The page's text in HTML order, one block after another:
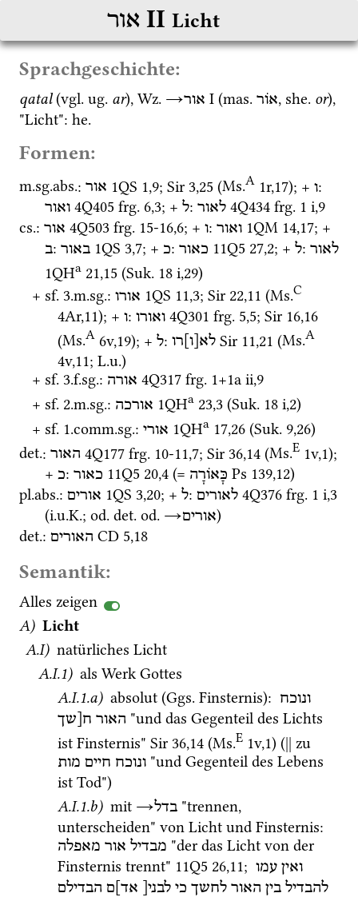
אור ‎ II Licht
Sprachgeschichte:
qatal (vgl. ug. ar), Wz. →אור ‎ I (mas. אֹור, she. or),
"Licht": he.
Formen:
m.sg.abs.: אור 1QS 1,9; Sir 3,25 (Ms.A 1r,17); + ו
ואור 4Q405 frg. 6,3; + ל: לאור 4Q434 frg. 1 i,9
cs.: אור 4Q503 frg. 15-16,6; + ו: ואור 1QM 14,17
ב: באור 1QS 3,7; + כ: כאור 11Q5 27,2; + ל: לאור
1QHa 21,15 (Suk. 18 i,29)
+ sf. 3.m.sg.: אורו 1QS 11,3; Sir 22,11 (Ms.C
4Ar,11); + ו: ואורו 4Q301 frg. 5,5; Sir 16,16
(Ms.A 6v,19); + ל: לא[ו]רו Sir 11,21 (Ms.A
4v,11; L.u.)
+ sf. 3.f.sg.: אורה 4Q317 frg. 1+1a ii,9
+ sf. 2.m.sg.: אורכה 1QHa 23,3 (Suk. 18 i,2)
+ sf. 1.comm.sg.: אורי 1QHa 17,26 (Suk. 9,26)
det.: האור 4Q177 frg. 10-11,7; Sir 36,14 (Ms.E 1v,1);
+ כ: כאור 11Q5 20,4 (= כָּאוֹרָה Ps 139,12)
pl.abs.: אורים 1QS 3,20; + ל: לאורים 4Q376 frg. 1 i,3
(i.u.K.; od. det. od. →אורים)
det.: האורים CD 5,18
Semantik:
Alles zeigen
A) Licht
A.I) natürliches Licht
A.I.1) als Werk Gottes
A.I.1.a) absolut (Ggs. Finsternis): ונוכח
האור ח[שך
"und das Gegenteil des Lichts
ist Finsternis" Sir 36,14 (Ms.E 1v,1) (||
ונוכח חיים מות
"und Gegenteil des Lebens
ist Tod")
A.I.1.b) mit →בדל "trennen,
unterscheiden" von Licht und Finsternis
מבדיל אור מאפלה
"der das Licht von der
Finsternis trennt" 11Q5 26,11; ואין עמו
להבדיל בין האור לחשך כי לבני[ אד]ם הבדילם